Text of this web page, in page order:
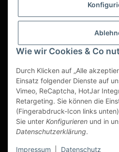
Wie wir Cookies & Co
Durch Klicken auf „Alle
Einsatz folgender Dienste auf
Vimeo, ReCaptcha, HotJar
Retargeting. Sie können die
(Fingerabdruck-Icon links
Sie unter Konfigurieren und in
Datenschutzerklärung.
Impressum Datenschutz
Vertrag
* Alle Preise zzgl. gesetzlicher USt., zzgl.